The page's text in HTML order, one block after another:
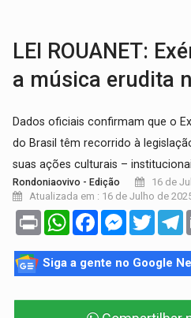
LEI ROUANET:
a música erudita
Dados oficiais confirmam que o
do Brasil têm recorrido à
suas ações culturais –
Rondoniaovivo - Edição
16 de
Atualizada em : 16 de Julho de
Print WhatsAppFacebookMessenger
Twitter
Siga a gente no Google